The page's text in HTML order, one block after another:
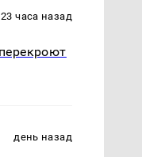
23 часа назад
день назад